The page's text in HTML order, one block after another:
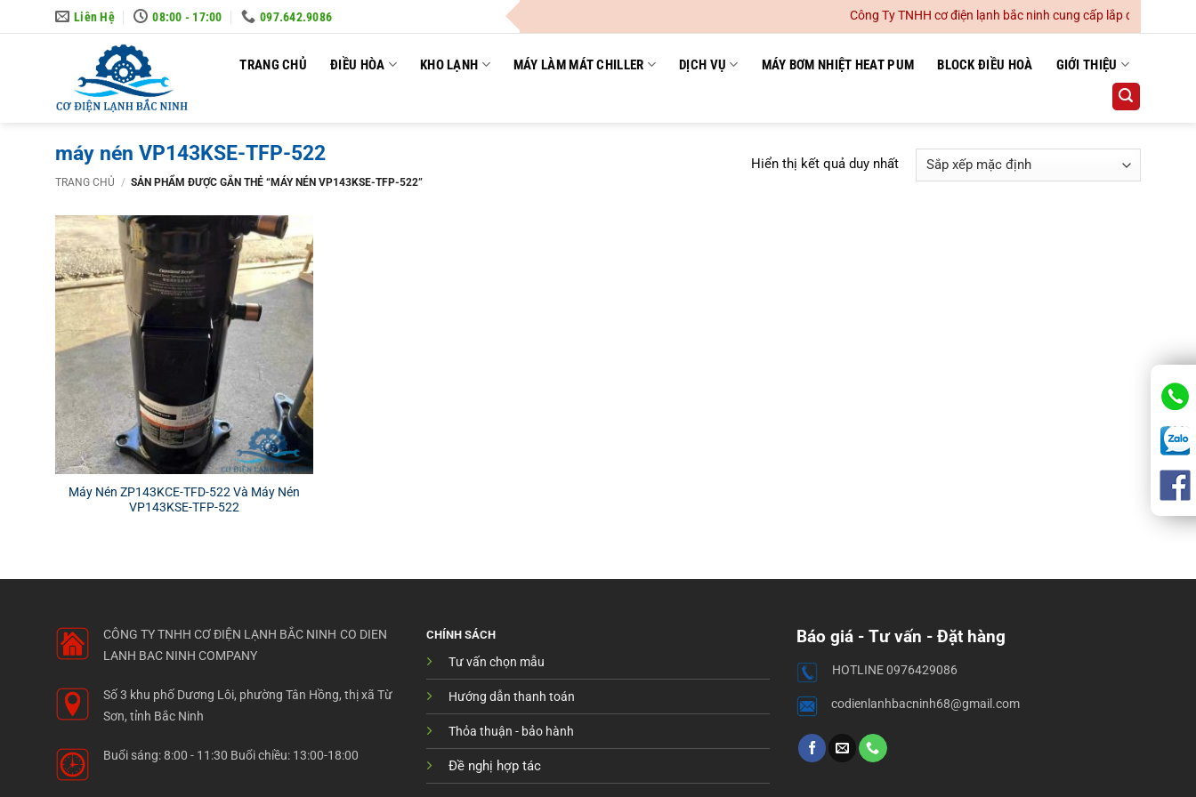
to
Liên Hệ 08:00 - 17:00 097.642.9086 Công Ty TNHH cơ điện lạnh bắc ninh cung cấp lắp đặt hệ thống
TRANG CHỦ ĐIỀU HÒA KHO LẠNH MÁY LÀM MÁT CHILLER DỊCH VỤ MÁY BƠM NHIỆT HEAT PUM BLOCK ĐIỀU HOÀ GIỚI THIỆU
máy nén VP143KSE-TFP-522
TRANG CHỦ / SẢN PHẨM ĐƯỢC GẮN THẺ “MÁY NÉN VP143KSE-TFP-522”
Hiển thị kết quả duy nhất
Máy Nén ZP143KCE-TFD-522 Và Máy Nén
VP143KSE-TFP-522
CÔNG TY TNHH CƠ ĐIỆN LẠNH BẮC NINH CO DIEN
LANH BAC NINH COMPANY
Số 3 khu phố Dương Lôi, phường Tân Hồng, thị xã Từ
Sơn, tỉnh Bắc Ninh
Buổi sáng: 8:00 - 11:30 Buổi chiều: 13:00-18:00
CHÍNH SÁCH
Tư vấn chọn mẫu
Hướng dẫn thanh toán
Thỏa thuận - bảo hành
Đề nghị hợp tác
Báo giá - Tư vấn - Đặt hàng
HOTLINE 0976429086
codienlanhbacninh68@gmail.com